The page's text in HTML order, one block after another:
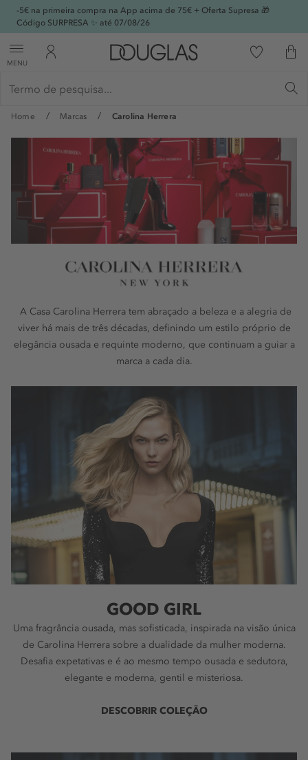
-5€ na primeira compra na App acima de 75€ + Oferta Supresa 🎁
Código SURPRESA ✨ até 07/08/26
MENU
Home Marcas Carolina Herrera
A Casa Carolina Herrera tem abraçado a beleza e a alegria de
viver há mais de três décadas, definindo um estilo próprio de
elegância ousada e requinte moderno, que continuam a guiar a
marca a cada dia.
GOOD GIRL
Uma fragrância ousada, mas sofisticada, inspirada na visão única
de Carolina Herrera sobre a dualidade da mulher moderna.
Desafia expetativas e é ao mesmo tempo ousada e sedutora,
elegante e moderna, gentil e misteriosa.
DESCOBRIR COLEÇÃO